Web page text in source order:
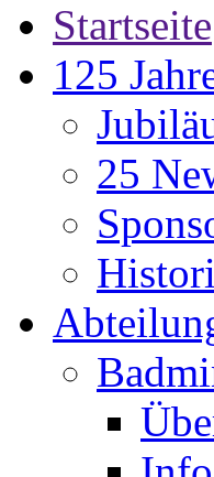
Startseite
125
25